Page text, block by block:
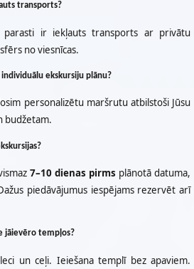
transports?
parasti ir iekļauts transports ar privātu
no viesnīcas.
ekskursiju plānu?
personalizētu maršrutu atbilstoši Jūsu
budžetam.
7–10 dienas pirms plānotā datuma,
piedāvājumus iespējams rezervēt arī
jāievēro tempļos?
un ceļi. Ieiešana templī bez apaviem.